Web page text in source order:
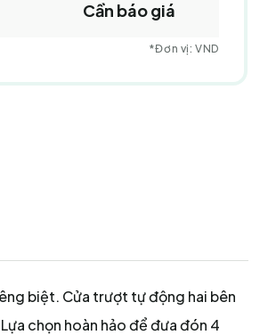
Cần báo giá
*Đơn vị: VND
biệt. Cửa trượt tự động hai bên
chọn hoàn hảo để đưa đón 4